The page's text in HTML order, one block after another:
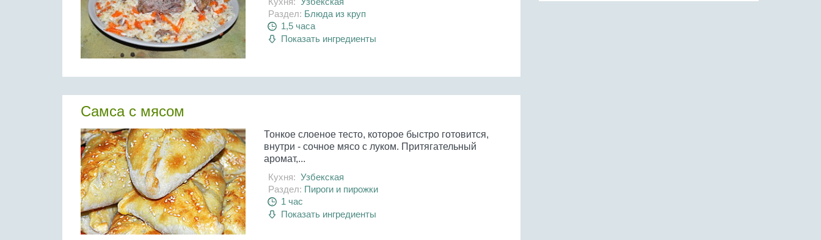
Раздел: Блюда из круп
1,5 часа
Показать ингредиенты
Самса с мясом
Тонкое слоеное тесто, которое быстро готовится,
внутри - сочное мясо с луком. Притягательный
аромат,...
Кухня: Узбекская
Раздел: Пироги и пирожки
1 час
Показать ингредиенты